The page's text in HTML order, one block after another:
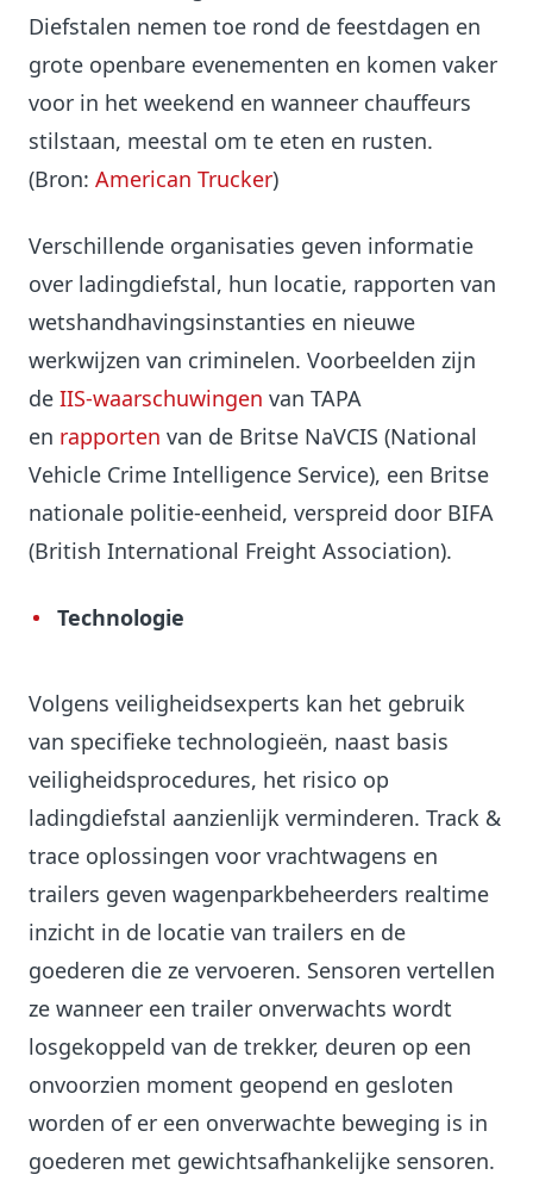
Diefstalen nemen toe rond de feestdagen en
grote openbare evenementen en komen vaker
voor in het weekend en wanneer chauffeurs
stilstaan, meestal om te eten en rusten.
(Bron: American Trucker)
Verschillende organisaties geven informatie
over ladingdiefstal, hun locatie, rapporten van
wetshandhavingsinstanties en nieuwe
werkwijzen van criminelen. Voorbeelden zijn
de IIS-waarschuwingen van TAPA
en rapporten van de Britse NaVCIS (National
Vehicle Crime Intelligence Service), een Britse
nationale politie-eenheid, verspreid door BIFA
(British International Freight Association).
Technologie
Volgens veiligheidsexperts kan het gebruik
van specifieke technologieën, naast basis
veiligheidsprocedures, het risico op
ladingdiefstal aanzienlijk verminderen. Track &
trace oplossingen voor vrachtwagens en
trailers geven wagenparkbeheerders realtime
inzicht in de locatie van trailers en de
goederen die ze vervoeren. Sensoren vertellen
ze wanneer een trailer onverwachts wordt
losgekoppeld van de trekker, deuren op een
onvoorzien moment geopend en gesloten
worden of er een onverwachte beweging is in
goederen met gewichtsafhankelijke sensoren.